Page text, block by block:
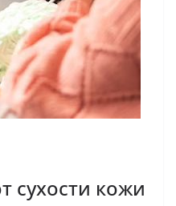
сухости кожи